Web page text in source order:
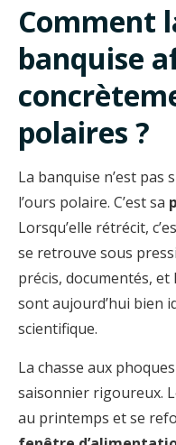
Comment
banquise
polaires ?
La banquise n’est pas
l’ours polaire. C’est sa
Lorsqu’elle rétrécit,
se retrouve sous
précis, documentés, et
sont aujourd’hui bien
scientifique.
La chasse aux
saisonnier rigoureux.
au printemps et se